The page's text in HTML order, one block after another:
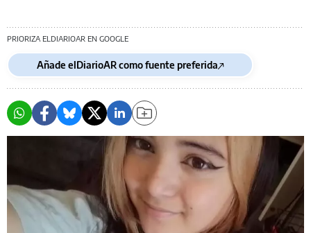
PRIORIZA ELDIARIOAR EN GOOGLE
Añade elDiarioAR como fuente preferida